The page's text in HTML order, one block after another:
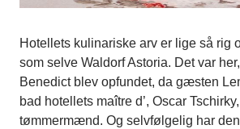
Hotellets kulinariske arv er lige så rig
som selve Waldorf Astoria. Det var
Benedict blev opfundet, da gæsten
bad hotellets maître d’, Oscar
tømmermænd. Og selvfølgelig har